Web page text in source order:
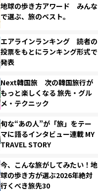
地球の歩き方アワード みんな
で選ぶ、旅のベスト。
エアラインランキング 読者の
投票をもとにランキング形式で
発表
Next韓国旅 次の韓国旅行が
もっと楽しくなる 旅先・グル
メ・テクニック
旬な“あの人”が「旅」をテー
マに語るインタビュー連載 MY
TRAVEL STORY
今、こんな旅がしてみたい！地
球の歩き方が選ぶ2026年絶対
行くべき旅先30